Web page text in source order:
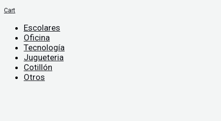
Cart
Escolares
Oficina
Tecnología
Jugueteria
Cotillón
Otros